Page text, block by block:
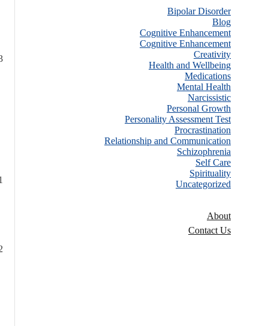
Bipolar Disorder
Blog
Cognitive Enhancement
Cognitive Enhancement
Creativity
Health and Wellbeing
Medications
Mental Health
Narcissistic
Personal Growth
Personality Assessment Test
Procrastination
Relationship and Communication
Schizophrenia
Self Care
Spirituality
Uncategorized
About
Contact Us